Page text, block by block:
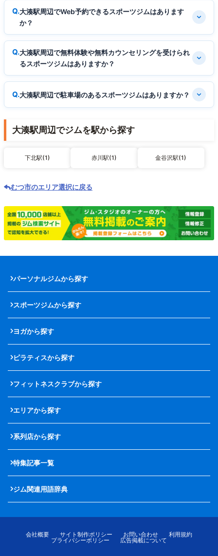
大湊駅周辺でWeb予約できるスポーツジムはあります
か？
大湊駅周辺で無料体験や無料カウンセリングを受けられ
るスポーツジムはありますか？
大湊駅周辺で駐車場のあるスポーツジムはありますか？
大湊駅周辺でジムを駅から探す
下北駅(1) 赤川駅(1) 金谷沢駅(1)
むつ市のエリア選択に戻る
パーソナルジムから探す
スポーツジムから探す
ヨガから探す
ピラティスから探す
フィットネスクラブから探す
エリアから探す
系列店から探す
特集記事一覧
ジム関連用語辞典
会社概要 サイト制作ポリシー お問い合わせ
利用規約
プライバシーポリシー
広告掲載について